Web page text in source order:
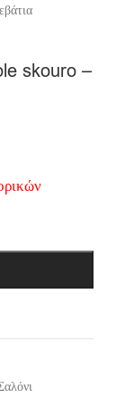
skouro –